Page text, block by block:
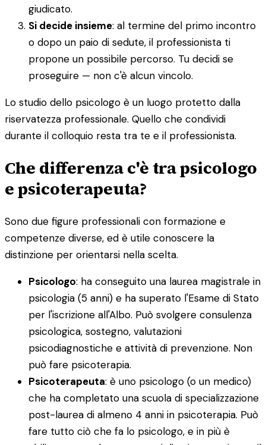
giudicato.
Si decide insieme: al termine del primo incontro
o dopo un paio di sedute, il professionista ti
propone un possibile percorso. Tu decidi se
proseguire — non c'è alcun vincolo.
Lo studio dello psicologo è un luogo protetto dalla
riservatezza professionale. Quello che condividi
durante il colloquio resta tra te e il professionista.
Che differenza c'è tra psicologo
e psicoterapeuta?
Sono due figure professionali con formazione e
competenze diverse, ed è utile conoscere la
distinzione per orientarsi nella scelta.
Psicologo: ha conseguito una laurea magistrale in
psicologia (5 anni) e ha superato l'Esame di Stato
per l'iscrizione all'Albo. Può svolgere consulenza
psicologica, sostegno, valutazioni
psicodiagnostiche e attività di prevenzione. Non
può fare psicoterapia.
Psicoterapeuta: è uno psicologo (o un medico)
che ha completato una scuola di specializzazione
post-laurea di almeno 4 anni in psicoterapia. Può
fare tutto ciò che fa lo psicologo, e in più è